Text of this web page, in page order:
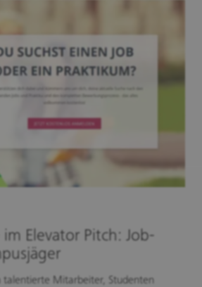
Elevator Pitch: Job-
talentierte Mitarbeiter, Studenten